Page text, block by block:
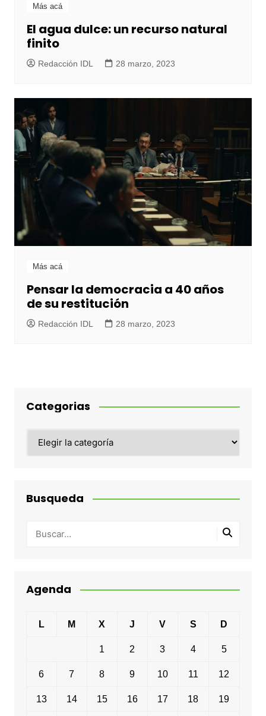
Más acá
El agua dulce: un recurso natural
finito
Redacción IDL 28 marzo, 2023
Más acá
Pensar la democracia a 40 años
de su restitución
Redacción IDL 28 marzo, 2023
Categorias
Busqueda
Agenda
L M X J V S D
1 2 3 4 5
6 7 8 9 10 11 12
13 14 15 16 17 18 19